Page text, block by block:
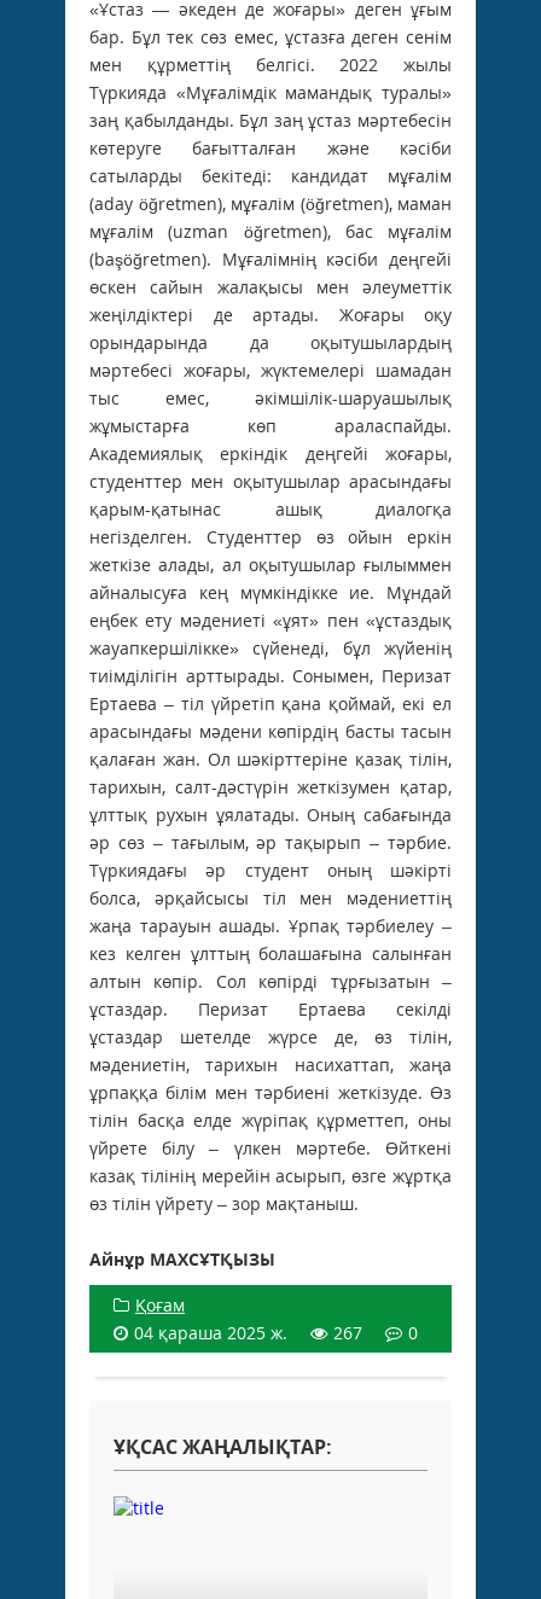
«Ұстаз — әкеден де жоғары» деген ұғым
бар. Бұл тек сөз емес, ұстазға деген сенім
мен құрметтің белгісі. 2022 жылы
Түркияда «Мұғалімдік мамандық туралы»
заң қабылданды. Бұл заң ұстаз мәртебесін
көтеруге бағытталған және кәсіби
сатыларды бекітеді: кандидат мұғалім
(aday öğretmen), мұғалім (öğretmen), маман
мұғалім (uzman öğretmen), бас мұғалім
(başöğretmen). Мұғалімнің кәсіби деңгейі
өскен сайын жалақысы мен әлеуметтік
жеңілдіктері де артады. Жоғары оқу
орындарында да оқытушылардың
мәртебесі жоғары, жүктемелері шамадан
тыс емес, әкімшілік-шаруашылық
жұмыстарға көп араласпайды.
Академиялық еркіндік деңгейі жоғары,
студенттер мен оқытушылар арасындағы
қарым-қатынас ашық диалогқа
негізделген. Студенттер өз ойын еркін
жеткізе алады, ал оқытушылар ғылыммен
айналысуға кең мүмкіндікке ие. Мұндай
еңбек ету мәдениеті «ұят» пен «ұстаздық
жауапкершілікке» сүйенеді, бұл жүйенің
тиімділігін арттырады. Сонымен, Перизат
Ертаева – тіл үйретіп қана қоймай, екі ел
арасындағы мәдени көпірдің ­басты тасын
қалаған жан. Ол шәкірттеріне қазақ тілін,
тарихын, салт-дәстүрін жеткізумен қатар,
ұлттық ­рухын ұялатады. Оның сабағында
әр сөз – тағылым, әр тақырып – тәрбие.
Түркиядағы әр студент оның шәкірті
болса, әрқайсысы тіл мен мәдениеттің
жаңа тарауын ашады. Ұрпақ тәрбиелеу –
кез келген ұлттың болашағына салынған
алтын көпір. Сол көпірді тұрғызатын –
ұстаздар. Перизат Ертаева секілді
ұстаздар шетелде жүрсе де, өз тілін,
мәдениетін, тарихын насихаттап, жаңа
ұрпаққа білім мен тәрбиені жеткізуде. Өз
тілін басқа елде жүріпақ құрметтеп, оны
үйрете білу – үлкен мәртебе. Өйткені
казақ тілінің мерейін асырып, өзге жұртқа
өз тілін үйрету – зор мақтаныш.
Айнұр МАХСҰТҚЫЗЫ
Қоғам
04 қараша 2025 ж.
267 0
ҰҚСАС ЖАҢАЛЫҚТАР: